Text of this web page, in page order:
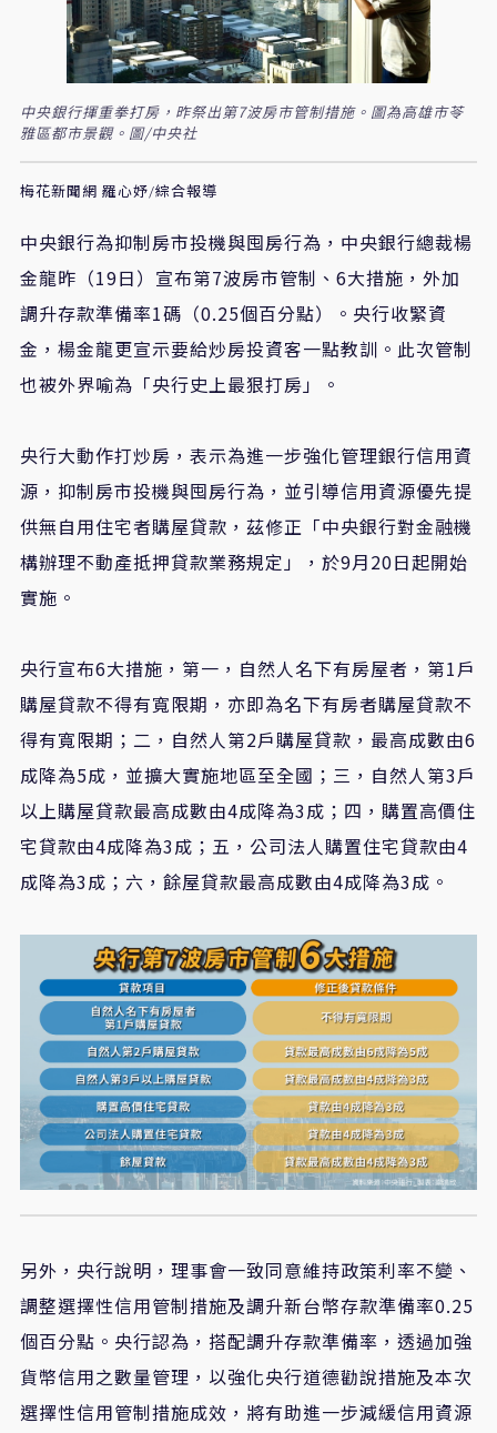
中央銀行揮重拳打房，昨祭出第7波房市管制措施。圖為高雄市苓
雅區都市景觀。圖/中央社
梅花新聞網 羅心妤/綜合報導
中央銀行為抑制房市投機與囤房行為，中央銀行總裁楊
金龍昨（19日）宣布第7波房市管制、6大措施，外加
調升存款準備率1碼（0.25個百分點）。央行收緊資
金，楊金龍更宣示要給炒房投資客一點教訓。此次管制
也被外界喻為「央行史上最狠打房」。
央行大動作打炒房，表示為進一步強化管理銀行信用資
源，抑制房市投機與囤房行為，並引導信用資源優先提
供無自用住宅者購屋貸款，茲修正「中央銀行對金融機
構辦理不動產抵押貸款業務規定」，於9月20日起開始
實施。
央行宣布6大措施，第一，自然人名下有房屋者，第1戶
購屋貸款不得有寬限期，亦即為名下有房者購屋貸款不
得有寬限期；二，自然人第2戶購屋貸款，最高成數由6
成降為5成，並擴大實施地區至全國；三，自然人第3戶
以上購屋貸款最高成數由4成降為3成；四，購置高價住
宅貸款由4成降為3成；五，公司法人購置住宅貸款由4
成降為3成；六，餘屋貸款最高成數由4成降為3成。
另外，央行說明，理事會一致同意維持政策利率不變、
調整選擇性信用管制措施及調升新台幣存款準備率0.25
個百分點。央行認為，搭配調升存款準備率，透過加強
貨幣信用之數量管理，以強化央行道德勸說措施及本次
選擇性信用管制措施成效，將有助進一步減緩信用資源